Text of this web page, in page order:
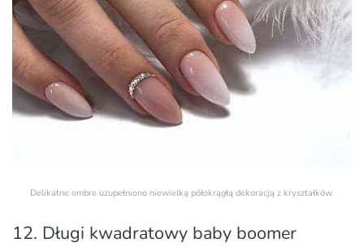
Delikatne ombre uzupełniono niewielką półokrągłą dekoracją z kryształków.
12. Długi kwadratowy baby boomer